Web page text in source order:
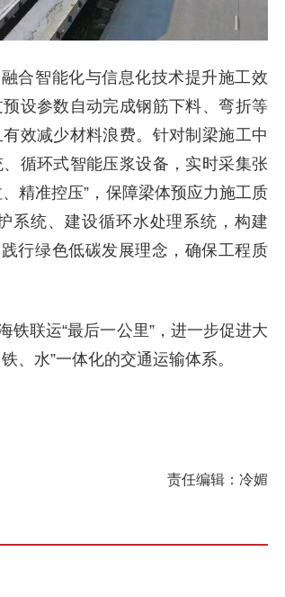
合智能化与信息化技术提升施工效
设参数自动完成钢筋下料、弯折等
效减少材料浪费。针对制梁施工中
循环式智能压浆设备，实时采集张
精准控压”，保障梁体预应力施工质
系统、建设循环水处理系统，构建
行绿色低碳发展理念，确保工程质
铁联运“最后一公里”，进一步促进大
、水”一体化的交通运输体系。
责任编辑：冷媚